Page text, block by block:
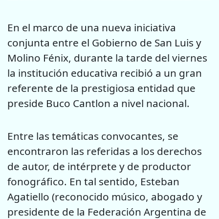
En el marco de una nueva iniciativa
conjunta entre el Gobierno de San Luis y
Molino Fénix, durante la tarde del viernes
la institución educativa recibió a un gran
referente de la prestigiosa entidad que
preside Buco Cantlon a nivel nacional.
Entre las temáticas convocantes, se
encontraron las referidas a los derechos
de autor, de intérprete y de productor
fonográfico. En tal sentido, Esteban
Agatiello (reconocido músico, abogado y
presidente de la Federación Argentina de